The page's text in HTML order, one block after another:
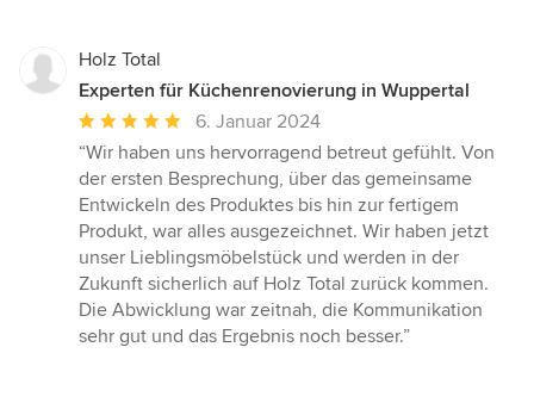
Holz Total
Experten für Küchenrenovierung in Wuppertal
Durchschnittliche
Bewertung:
5
von
5
Sternen
6. Januar 2024
“Wir haben uns hervorragend betreut gefühlt. Von
der ersten Besprechung, über das gemeinsame
Entwickeln des Produktes bis hin zur fertigem
Produkt, war alles ausgezeichnet. Wir haben jetzt
unser Lieblingsmöbelstück und werden in der
Zukunft sicherlich auf Holz Total zurück kommen.
Die Abwicklung war zeitnah, die Kommunikation
sehr gut und das Ergebnis noch besser.”